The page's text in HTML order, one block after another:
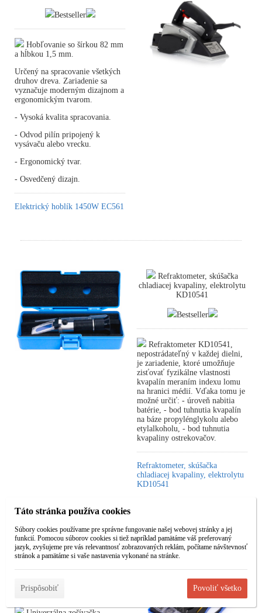
Bestseller
Hobľovanie so šírkou 82 mm
a hĺbkou 1,5 mm.
Určený na spracovanie všetkých
druhov dreva. Zariadenie sa
vyznačuje moderným dizajnom a
ergonomickým tvarom.
- Vysoká kvalita spracovania.
- Odvod pilín pripojený k
vysávaču alebo vrecku.
- Ergonomický tvar.
- Osvedčený dizajn.
Elektrický hoblík 1450W EC561
Refraktometer, skúšačka
chladiacej kvapaliny, elektrolytu
KD10541
Bestseller
Refraktometer KD10541,
nepostrádateľný v každej dielni,
je zariadenie, ktoré umožňuje
zisťovať fyzikálne vlastnosti
kvapalín meraním indexu lomu
na hranici médií. Vďaka tomu je
možné určiť: - úroveň nabitia
batérie, - bod tuhnutia kvapalín
na báze propylénglykolu alebo
etylalkoholu, - bod tuhnutia
kvapaliny ostrekovačov.
Refraktometer, skúšačka
chladiacej kvapaliny, elektrolytu
KD10541
Zošívačka / zváračka na
Bestseller
Táto stránka používa cookies
Súbory cookies používame pre správne fungovanie našej webovej stránky a jej
funkcií. Pomocou súborov cookies si tiež napríklad pamätáme váš preferovaný
jazyk, zvyšujeme pre vás relevantnosť zobrazovaných reklám, počítame návštevnosť
stránok a pamätáme si vaše nastavenia vykonané na stránke.
Prispôsobiť Povoliť všetko